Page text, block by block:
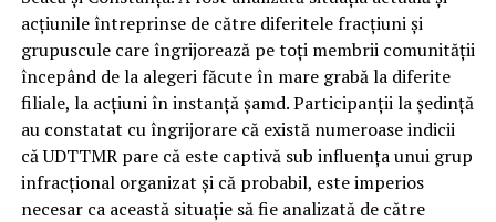
acţiunile întreprinse de către diferitele fracţiuni şi
grupuscule care îngrijorează pe toţi membrii comunităţii
începând de la alegeri făcute în mare grabă la diferite
filiale, la acţiuni în instanţă şamd. Participanţii la şedinţă
au constatat cu îngrijorare că există numeroase indicii
că UDTTMR pare că este captivă sub influenţa unui grup
infracţional organizat şi că probabil, este imperios
necesar ca această situaţie să fie analizată de către